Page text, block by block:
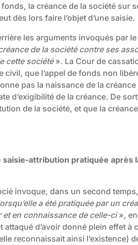
fonds, la créance de la société sur
dès lors faire l’objet d’une saisie.
les arguments invoqués par
de la société contre ses
cette société». La Cour de
que l’appel de fonds non
pas la naissance de la créance
d’exigibilité de la créance. De
de la société, et que la
attribution pratiquée après
invoque, dans un second
a été pratiquée par un
et en connaissance de celle-ci»,
d’avoir donné plein effet à
reconnaissait ainsi l’existence)